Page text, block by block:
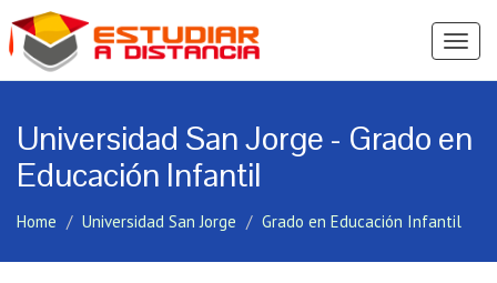
Ver
Universidad San Jorge - Grado en
Educación Infantil
Home Universidad San Jorge Grado en Educación Infantil